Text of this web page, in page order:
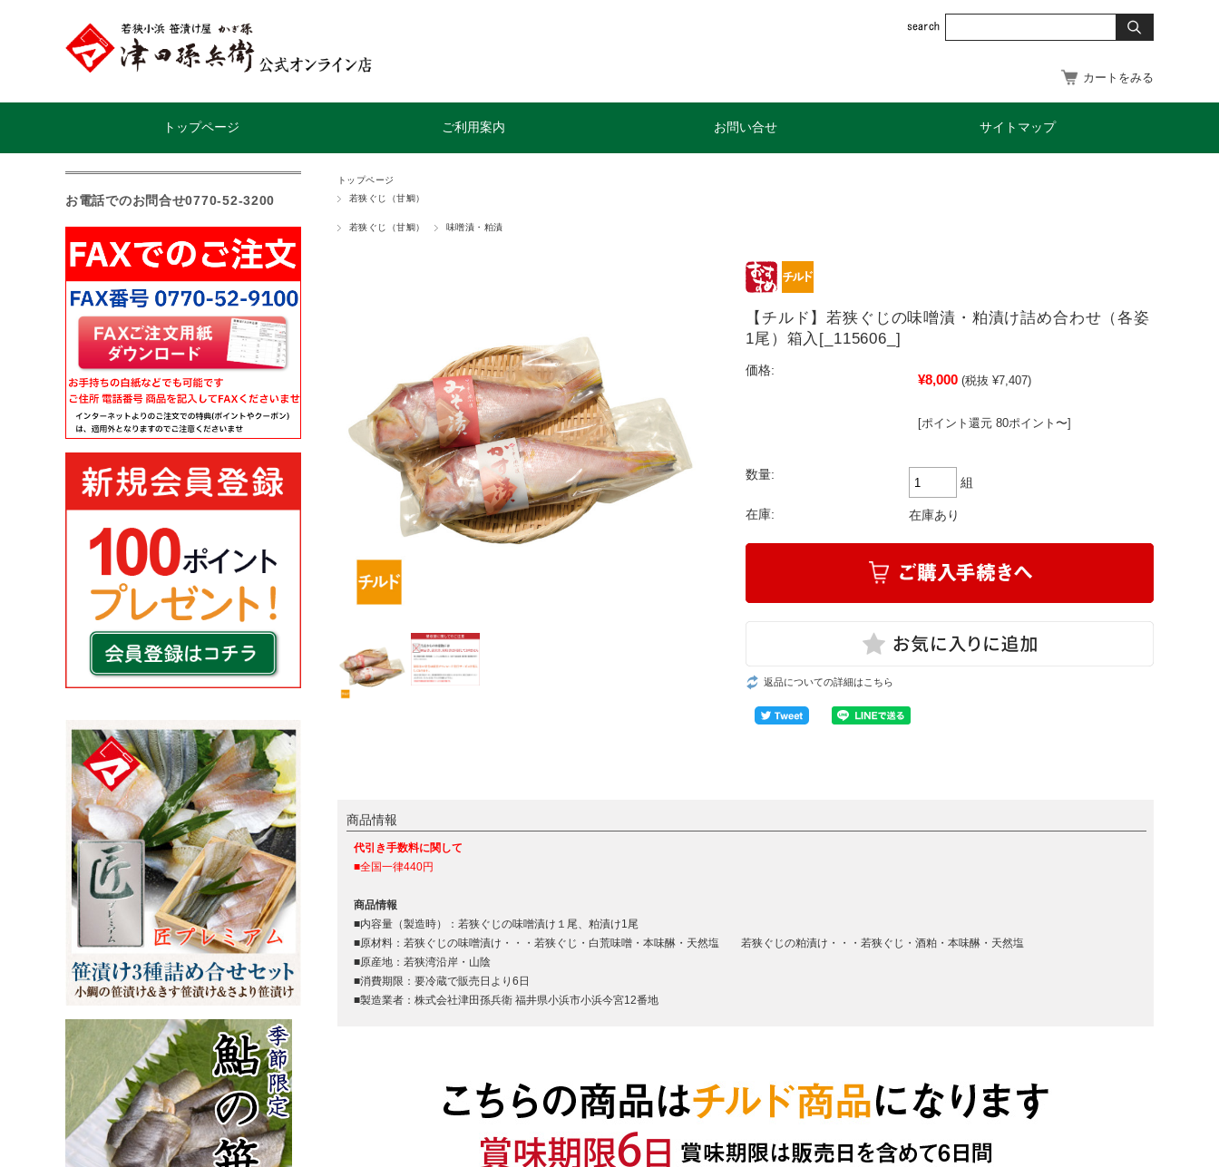
カートをみる
トップページ ご利用案内 お問い合せ サイトマップ
トップページ
若狭ぐじ（甘鯛）
若狭ぐじ（甘鯛） 味噌漬・粕漬
【チルド】若狭ぐじの味噌漬・粕漬け詰め合わせ（各姿
1尾）箱入[_115606_]
価格:
¥8,000 (税抜 ¥7,407)
[ポイント還元 80ポイント〜]
数量:
組
在庫: 在庫あり
返品についての詳細はこちら
商品情報
代引き手数料に関して
■全国一律440円
商品情報
■内容量（製造時）：若狭ぐじの味噌漬け１尾、粕漬け1尾
■原材料：若狭ぐじの味噌漬け・・・若狭ぐじ・白荒味噌・本味醂・天然塩 若狭ぐじの粕漬け・・・若狭ぐじ・酒粕・本味醂・天然塩
■原産地：若狭湾沿岸・山陰
■消費期限：要冷蔵で販売日より6日
■製造業者：株式会社津田孫兵衛 福井県小浜市小浜今宮12番地
お電話でのお問合せ0770-52-3200